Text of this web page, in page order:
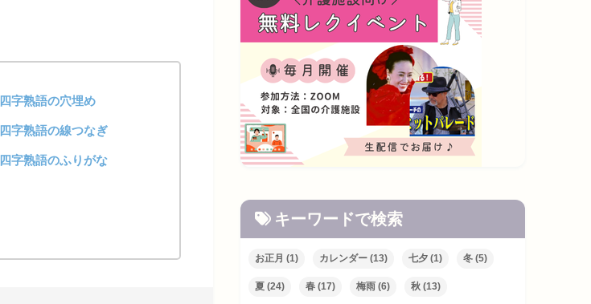
四字熟語の穴埋め
四字熟語の線つなぎ
四字熟語のふりがな
キーワードで検索
お正月 (1) カレンダー (13) 七夕 (1) 冬 (5)
夏 (24) 春 (17) 梅雨 (6) 秋 (13)